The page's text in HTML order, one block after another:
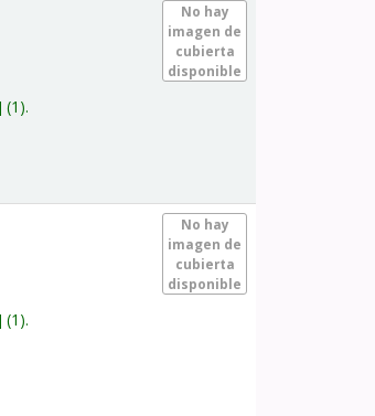
No hay
imagen de
cubierta
disponible
(1).
No hay
imagen de
cubierta
disponible
(1).